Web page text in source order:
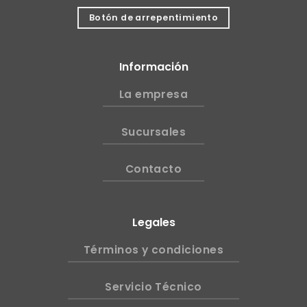
Botón de arrepentimiento
Información
La empresa
Sucursales
Contacto
Legales
Términos y condiciones
Servicio Técnico